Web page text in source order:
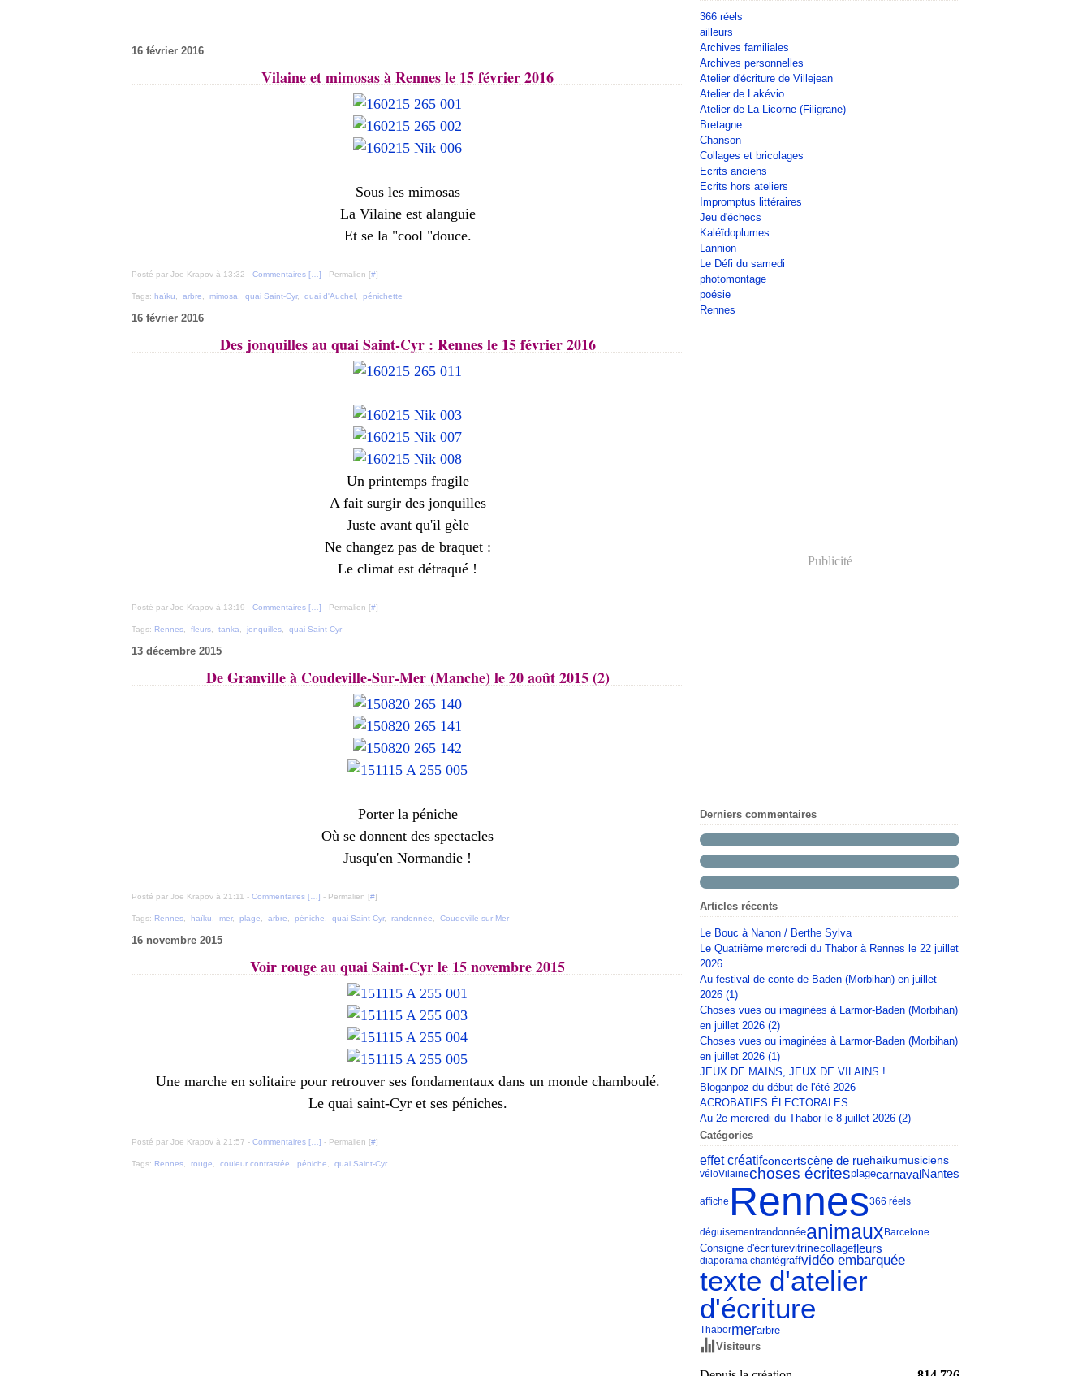
16 février 2016
Vilaine et mimosas à Rennes le 15 février 2016
Sous les mimosas
La Vilaine est alanguie
Et se la "cool "douce.
Posté par Joe Krapov à 13:32 - Commentaires [ ] - Permalien [#]
Tags: haïku arbre mimosa quai Saint-Cyr, quai d'Auchel pénichette
16 février 2016
Des jonquilles au quai Saint-Cyr : Rennes le 15 février 2016
Un printemps fragile
A fait surgir des jonquilles
Juste avant qu'il gèle
Ne changez pas de braquet :
Le climat est détraqué !
Posté par Joe Krapov à 13:19 - Commentaires [ ] - Permalien [#]
Tags: Rennes fleurs tanka jonquilles quai Saint-Cyr
13 décembre 2015
De Granville à Coudeville-Sur-Mer (Manche) le 20 août 2015 (2)
Porter la péniche
Où se donnent des spectacles
Jusqu'en Normandie !
Posté par Joe Krapov à 21:11 - Commentaires [ ] - Permalien [#]
Tags: Rennes haïku mer, plage arbre péniche quai Saint-Cyr, randonnée Coudeville-sur-Mer
16 novembre 2015
Voir rouge au quai Saint-Cyr le 15 novembre 2015
Une marche en solitaire pour retrouver ses fondamentaux dans un monde chamboulé.
Le quai saint-Cyr et ses péniches.
Posté par Joe Krapov à 21:57 - Commentaires [ ] - Permalien [#]
Tags: Rennes rouge couleur contrastée péniche quai Saint-Cyr
366 réels
ailleurs
Archives familiales
Archives personnelles
Atelier d'écriture de Villejean
Atelier de Lakévio
Atelier de La Licorne (Filigrane)
Bretagne
Chanson
Collages et bricolages
Ecrits anciens
Ecrits hors ateliers
Impromptus littéraires
Jeu d'échecs
Kaléïdoplumes
Lannion
Le Défi du samedi
photomontage
poésie
Rennes
Publicité
Derniers commentaires
Articles récents
Le Bouc à Nanon / Berthe Sylva
Le Quatrième mercredi du Thabor à Rennes le 22 juillet
2026
Au festival de conte de Baden (Morbihan) en juillet
2026 (1)
Choses vues ou imaginées à Larmor-Baden (Morbihan)
en juillet 2026 (2)
Choses vues ou imaginées à Larmor-Baden (Morbihan)
en juillet 2026 (1)
JEUX DE MAINS, JEUX DE VILAINS !
Bloganpoz du début de l'été 2026
ACROBATIES ÉLECTORALES
Au 2e mercredi du Thabor le 8 juillet 2026 (2)
Catégories
effet créatifconcertscène de ruehaïkumusiciens
véloVilainechoses écritesplagecarnavalNantes
affiche Rennes366 réels
déguisementrandonnéeanimauxBarcelone
Consigne d'écriturevitrinecollagefleurs
diaporama chantégraffvidéo embarquée
texte d'atelier
d'écriture
Thabormerarbre
Visiteurs